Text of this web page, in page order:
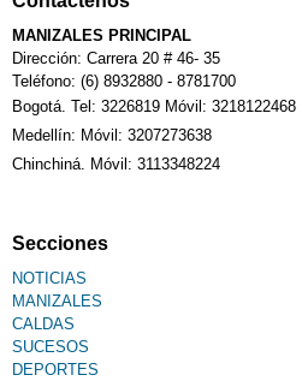
MANIZALES PRINCIPAL
Dirección: Carrera 20 # 46- 35
Teléfono: (6) 8932880 - 8781700
Bogotá. Tel: 3226819 Móvil: 3218122468
Medellín: Móvil: 3207273638
Chinchiná. Móvil: 3113348224
Secciones
NOTICIAS
MANIZALES
CALDAS
SUCESOS
DEPORTES